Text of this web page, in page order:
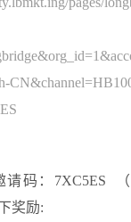
请码：7XC5ES
奖励: